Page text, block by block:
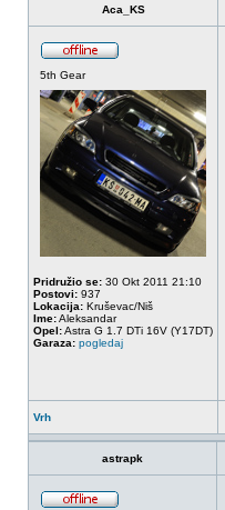
Aca_KS
5th Gear
Pridružio se: 30 Okt 2011 21:10
Postovi: 937
Lokacija: Kruševac/Niš
Ime:Aleksandar
Opel:Astra G 1.7 DTi 16V (Y17DT)
Garaza: pogledaj
Vrh
astrapk